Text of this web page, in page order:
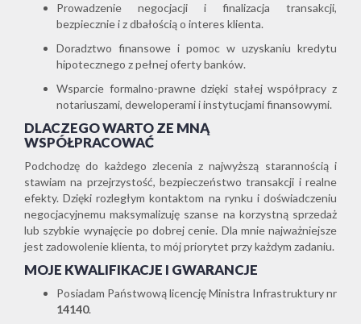
Prowadzenie negocjacji i finalizacja transakcji,
bezpiecznie i z dbałością o interes klienta.
Doradztwo finansowe i pomoc w uzyskaniu kredytu
hipotecznego z pełnej oferty banków.
Wsparcie formalno-prawne dzięki stałej współpracy z
notariuszami, deweloperami i instytucjami finansowymi.
DLACZEGO WARTO ZE MNĄ
WSPÓŁPRACOWAĆ
Podchodzę do każdego zlecenia z najwyższą starannością i
stawiam na przejrzystość, bezpieczeństwo transakcji i realne
efekty. Dzięki rozległym kontaktom na rynku i doświadczeniu
negocjacyjnemu maksymalizuję szanse na korzystną sprzedaż
lub szybkie wynajęcie po dobrej cenie. Dla mnie najważniejsze
jest zadowolenie klienta, to mój priorytet przy każdym zadaniu.
MOJE KWALIFIKACJE I GWARANCJE
Posiadam Państwową licencję Ministra Infrastruktury nr
14140.